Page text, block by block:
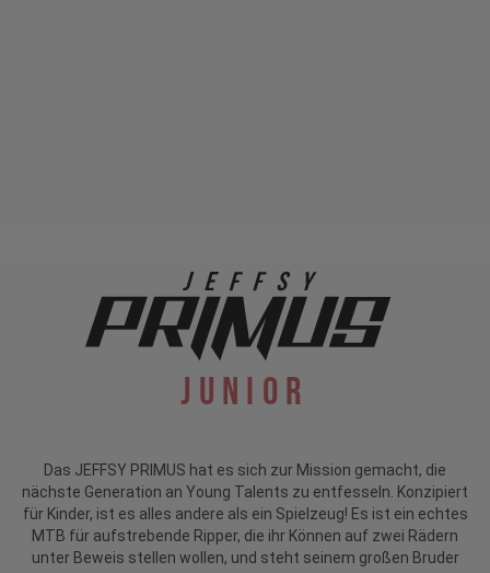
Junior
Das JEFFSY PRIMUS hat es sich zur Mission gemacht, die
nächste Generation an Young Talents zu entfesseln. Konzipiert
für Kinder, ist es alles andere als ein Spielzeug! Es ist ein echtes
MTB für aufstrebende Ripper, die ihr Können auf zwei Rädern
unter Beweis stellen wollen, und steht seinem großen Bruder